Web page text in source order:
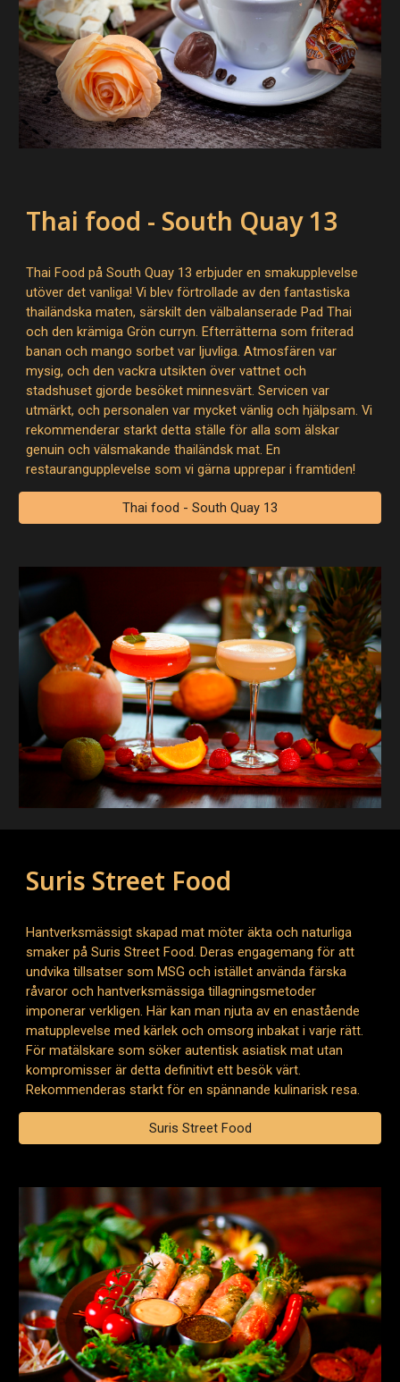
Thai food - South Quay 13
Thai Food på South Quay 13 erbjuder en smakupplevelse
utöver det vanliga! Vi blev förtrollade av den fantastiska
thailändska maten, särskilt den välbalanserade Pad Thai
och den krämiga Grön curryn. Efterrätterna som friterad
banan och mango sorbet var ljuvliga. Atmosfären var
mysig, och den vackra utsikten över vattnet och
stadshuset gjorde besöket minnesvärt. Servicen var
utmärkt, och personalen var mycket vänlig och hjälpsam. Vi
rekommenderar starkt detta ställe för alla som älskar
genuin och välsmakande thailändsk mat. En
restaurangupplevelse som vi gärna upprepar i framtiden!
Thai food - South Quay 13
Suris Street Food
Hantverksmässigt skapad mat möter äkta och naturliga
smaker på Suris Street Food. Deras engagemang för att
undvika tillsatser som MSG och istället använda färska
råvaror och hantverksmässiga tillagningsmetoder
imponerar verkligen. Här kan man njuta av en enastående
matupplevelse med kärlek och omsorg inbakat i varje rätt.
För matälskare som söker autentisk asiatisk mat utan
kompromisser är detta definitivt ett besök värt.
Rekommenderas starkt för en spännande kulinarisk resa.
Suris Street Food